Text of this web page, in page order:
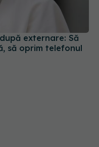
externare: Să
să oprim telefonul